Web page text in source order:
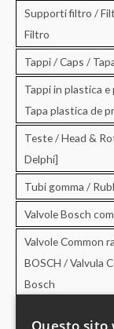
Supporti filtro /
Filtro
Tappi / Caps /
Tappi in plastica
Tapa plastica de
Teste / Head &
Delphi]
Tubi gomma /
Valvole Bosch
Valvole Common
BOSCH / Valvula
Bosch
Valvole Common